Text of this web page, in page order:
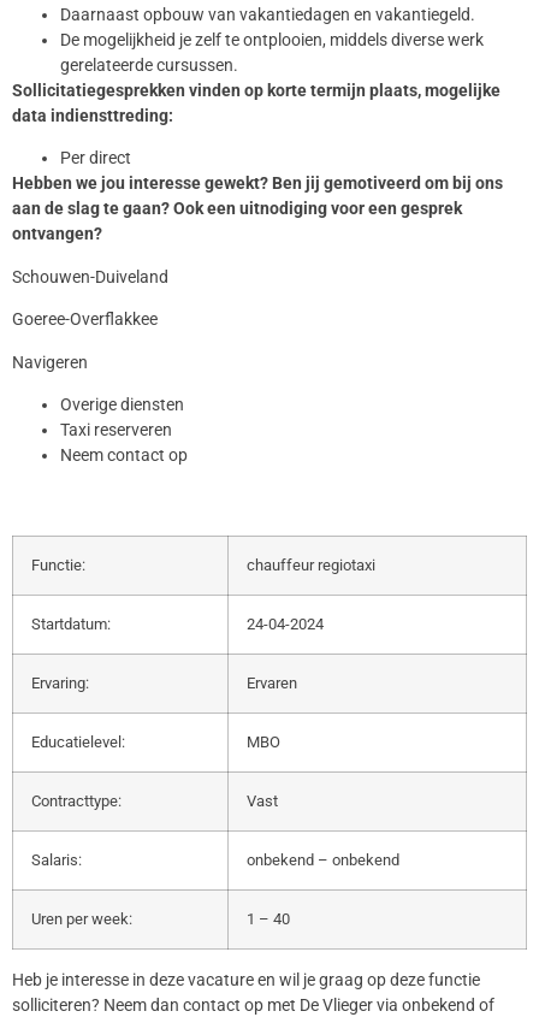
Daarnaast opbouw van vakantiedagen en vakantiegeld.
De mogelijkheid je zelf te ontplooien, middels diverse werk
gerelateerde cursussen.
Sollicitatiegesprekken vinden op korte termijn plaats, mogelijke
data indiensttreding:
Per direct
Hebben we jou interesse gewekt? Ben jij gemotiveerd om bij ons
aan de slag te gaan?Ook een uitnodiging voor een gesprek
ontvangen?
Schouwen-Duiveland
Goeree-Overflakkee
Navigeren
Overige diensten
Taxi reserveren
Neem contact op
Functie: chauffeur regiotaxi
Startdatum: 24-04-2024
Ervaring: Ervaren
Educatielevel: MBO
Contracttype: Vast
Salaris: onbekend – onbekend
Uren per week: 1 – 40
Heb je interesse in deze vacature en wil je graag op deze functie
solliciteren? Neem dan contact op met De Vlieger via onbekend of